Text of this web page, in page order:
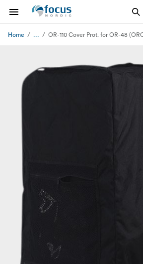
Home ... OR-110 Cover Prot. for OR-48